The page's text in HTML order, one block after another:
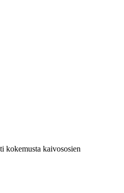
kokemusta kaivososien